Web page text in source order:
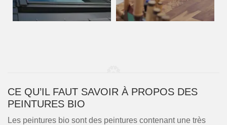
CE QU’IL FAUT SAVOIR À PROPOS DES
PEINTURES BIO
Les peintures bio sont des peintures contenant une très